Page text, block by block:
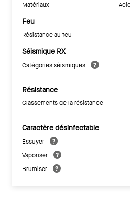
Matériaux
Feu
Résistance au feu
Séismique RX
Catégories séismiques
Résistance
Classements de la résistance
Caractère désinfectable
Essuyer
Vaporiser
Brumiser